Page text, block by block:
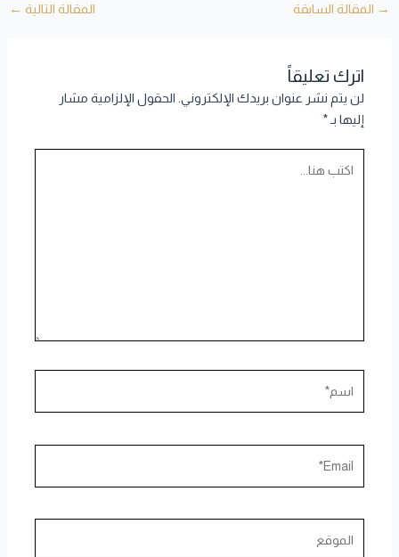
→ المقالة السابقة المقالة التالية ←
اترك تعليقاً
لن يتم نشر عنوان بريدك الإلكتروني. الحقول الإلزامية مشار
إليها بـ*